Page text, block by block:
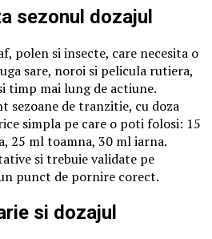
sezonul dozajul
polen si insecte, care necesita o
sare, noroi si pelicula rutiera,
timp mai lung de actiune.
sezoane de tranzitie, cu doza
simpla pe care o poti folosi: 15
25 ml toamna, 30 ml iarna.
si trebuie validate pe
punct de pornire corect.
si dozajul